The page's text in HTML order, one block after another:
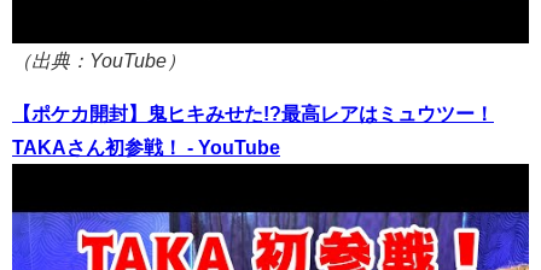
（出典：YouTube）
【ポケカ開封】鬼ヒキみせた!?最高レアはミュウツー！
TAKAさん初参戦！ - YouTube